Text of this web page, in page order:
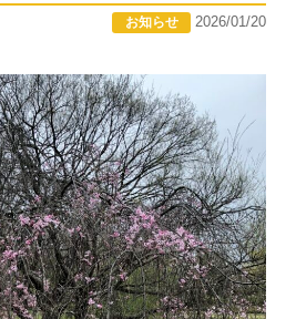
お知らせ 2026/01/20